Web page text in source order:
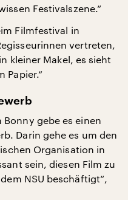
Festivalszene.“
Filmfestival in
vertreten,
kleiner Makel, es sieht
Papier.“
Bonny gebe es einen
Darin gehe es um den
Organisation in
sein, diesen Film zu
NSU beschäftigt“,